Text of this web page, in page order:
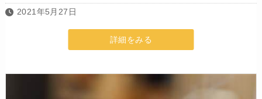
2021年5月27日
詳細をみる